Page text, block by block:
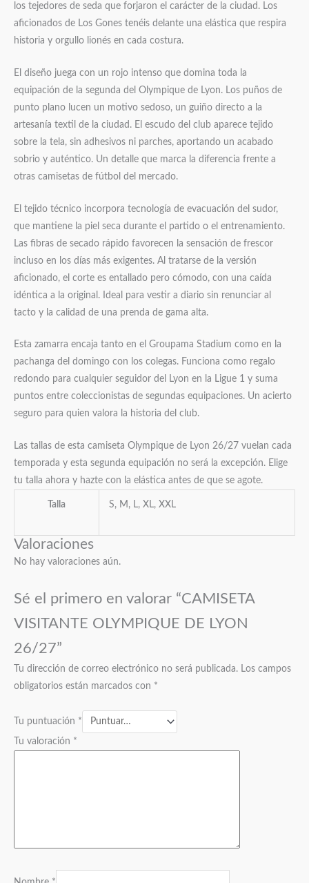
los tejedores de seda que forjaron el carácter de la ciudad. Los
aficionados de Los Gones tenéis delante una elástica que respira
historia y orgullo lionés en cada costura.
El diseño juega con un rojo intenso que domina toda la
equipación de la segunda del Olympique de Lyon. Los puños de
punto plano lucen un motivo sedoso, un guiño directo a la
artesanía textil de la ciudad. El escudo del club aparece tejido
sobre la tela, sin adhesivos ni parches, aportando un acabado
sobrio y auténtico. Un detalle que marca la diferencia frente a
otras camisetas de fútbol del mercado.
El tejido técnico incorpora tecnología de evacuación del sudor,
que mantiene la piel seca durante el partido o el entrenamiento.
Las fibras de secado rápido favorecen la sensación de frescor
incluso en los días más exigentes. Al tratarse de la versión
aficionado, el corte es entallado pero cómodo, con una caída
idéntica a la original. Ideal para vestir a diario sin renunciar al
tacto y la calidad de una prenda de gama alta.
Esta zamarra encaja tanto en el Groupama Stadium como en la
pachanga del domingo con los colegas. Funciona como regalo
redondo para cualquier seguidor del Lyon en la Ligue 1 y suma
puntos entre coleccionistas de segundas equipaciones. Un acierto
seguro para quien valora la historia del club.
Las tallas de esta camiseta Olympique de Lyon 26/27 vuelan cada
temporada y esta segunda equipación no será la excepción. Elige
tu talla ahora y hazte con la elástica antes de que se agote.
Talla S, M, L, XL, XXL
Valoraciones
No hay valoraciones aún.
Sé el primero en valorar “CAMISETA
VISITANTE OLYMPIQUE DE LYON
26/27”
Tu dirección de correo electrónico no será publicada. Los campos
obligatorios están marcados con *
Tu puntuación *
Tu valoración *